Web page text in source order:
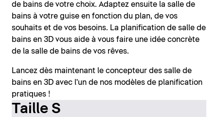
de bains de votre choix. Adaptez ensuite la salle de
bains à votre guise en fonction du plan, de vos
souhaits et de vos besoins. La planification de salle de
bains en 3D vous aide à vous faire une idée concrète
de la salle de bains de vos rêves.
Lancez dès maintenant le concepteur des salle de
bains en 3D avec l'un de nos modèles de planification
pratiques !
Taille S